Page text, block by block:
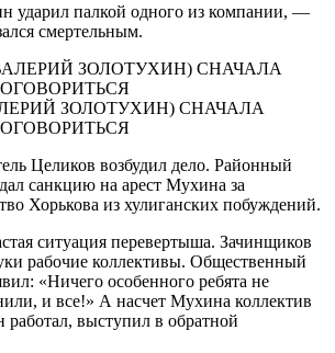
ударил палкой одного из компании, —
смертельным.
ЗОЛОТУХИН) СНАЧАЛА
Целиков возбудил дело. Районный
санкцию на арест Мухина за
Хорькова из хулиганских побуждений.
ситуация перевертыша. Зачинщиков
рабочие коллективы. Общественный
«Ничего особенного ребята не
и все!» А насчет Мухина коллектив
работал, выступил в обратной